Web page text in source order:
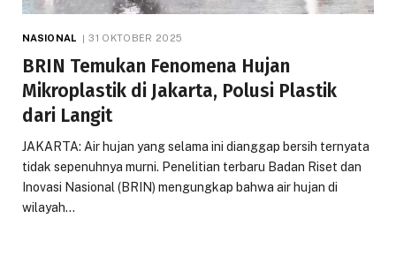
NASIONAL 31 OKTOBER 2025
BRIN Temukan Fenomena Hujan
Mikroplastik di Jakarta, Polusi Plastik
dari Langit
JAKARTA: Air hujan yang selama ini dianggap bersih ternyata
tidak sepenuhnya murni. Penelitian terbaru Badan Riset dan
Inovasi Nasional (BRIN) mengungkap bahwa air hujan di
wilayah…